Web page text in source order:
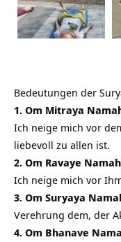
Bedeutungen der
1. Om Mitraya
Ich neige mich vor
liebevoll zu allen ist.
2. Om Ravaye
Ich neige mich vor
3. Om Suryaya
Verehrung dem, der
4. Om Bhanave